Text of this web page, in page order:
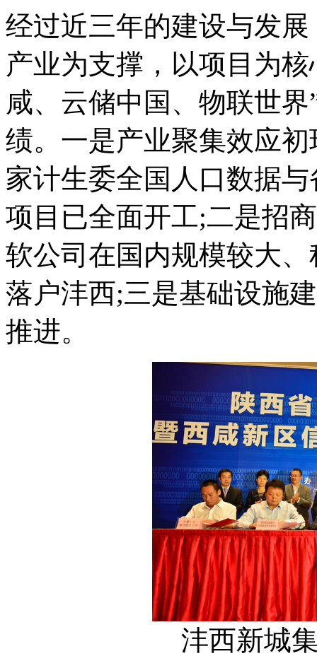
经过近三年的建设与发
产业为支撑，以项目为
咸、云储中国、物联世
绩。一是产业聚集效应
家计生委全国人口数据
项目已全面开工;二是招
软公司在国内规模较大
落户沣西;三是基础设施
推进。
沣西新城